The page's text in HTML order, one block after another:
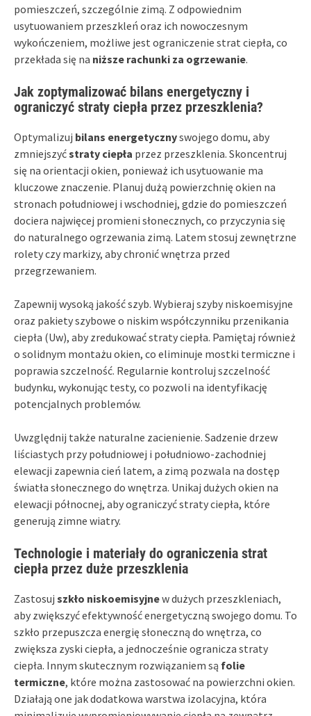
pomieszczeń, szczególnie zimą. Z odpowiednim
usytuowaniem przeszkleń oraz ich nowoczesnym
wykończeniem, możliwe jest ograniczenie strat ciepła, co
przekłada się na niższe rachunki za ogrzewanie.
Jak zoptymalizować bilans energetyczny i
ograniczyć straty ciepła przez przeszklenia?
Optymalizuj bilans energetycznyswojego domu, aby
zmniejszyćstraty ciepła przez przeszklenia. Skoncentruj
się na orientacji okien, ponieważ ich usytuowanie ma
kluczowe znaczenie. Planuj dużą powierzchnię okien na
stronach południowej i wschodniej, gdzie do pomieszczeń
dociera najwięcej promieni słonecznych, co przyczynia się
do naturalnego ogrzewania zimą. Latem stosuj zewnętrzne
rolety czy markizy, aby chronić wnętrza przed
przegrzewaniem.
Zapewnij wysoką jakość szyb. Wybieraj szyby niskoemisyjne
oraz pakiety szybowe o niskim współczynniku przenikania
ciepła (Uw), aby zredukować straty ciepła. Pamiętaj również
o solidnym montażu okien, co eliminuje mostki termiczne i
poprawia szczelność. Regularnie kontroluj szczelność
budynku, wykonując testy, co pozwoli na identyfikację
potencjalnych problemów.
Uwzględnij także naturalne zacienienie. Sadzenie drzew
liściastych przy południowej i południowo-zachodniej
elewacji zapewnia cień latem, a zimą pozwala na dostęp
światła słonecznego do wnętrza. Unikaj dużych okien na
elewacji północnej, aby ograniczyć straty ciepła, które
generują zimne wiatry.
Technologie i materiały do ograniczenia strat
ciepła przez duże przeszklenia
Zastosuj szkło niskoemisyjnew dużych przeszkleniach,
aby zwiększyć efektywność energetyczną swojego domu. To
szkło przepuszcza energię słoneczną do wnętrza, co
zwiększa zyski ciepła, a jednocześnie ogranicza straty
ciepła. Innym skutecznym rozwiązaniem są folie
termiczne, które można zastosować na powierzchni okien.
Działają one jak dodatkowa warstwa izolacyjna, która